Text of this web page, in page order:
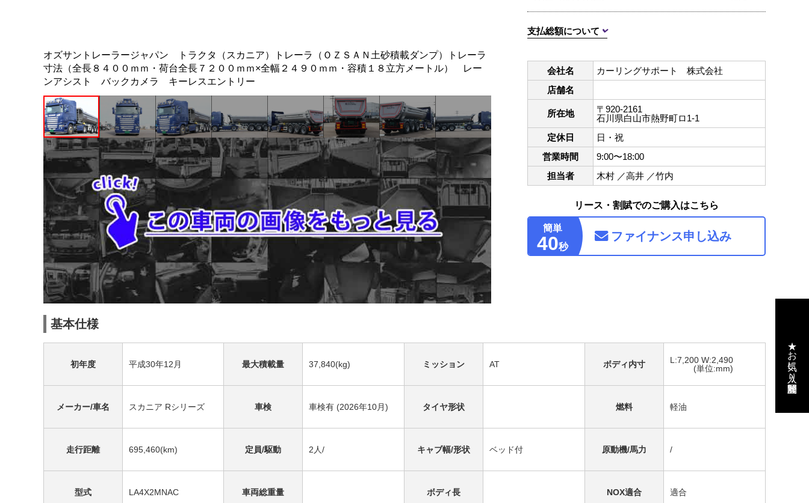
オズサントレーラージャパン トラクタ（スカニア）トレーラ（ＯＺＳＡＮ土砂積載ダンプ）トレーラ
寸法（全長８４００ｍｍ・荷台全長７２００ｍｍ×全幅２４９０ｍｍ・容積１８立方メートル） レー
ンアシスト バックカメラ キーレスエントリー
支払総額について
会社名
カーリングサポート 株式会社
店舗名
所在地
〒920-2161
石川県白山市熱野町ロ1-1
定休日
日・祝
営業時間
9:00〜18:00
担当者
木村 ／高井 ／竹内
リース・割賦でのご購入はこちら
簡単
40秒
ファイナンス申し込み
基本仕様
初年度 平成30年12月
メーカー/車名 スカニア Rシリーズ
走行距離 695,460(km)
型式 LA4X2MNAC
最大積載量 37,840(kg)
車検 車検有 (2026年10月)
定員/駆動 2人/
車両総重量
ミッション AT
タイヤ形状
キャブ幅/形状 ベッド付
ボディ長
ボディ内寸
L:7,200 W:2,490
(単位:mm)
燃料 軽油
原動機/馬力 /
NOX適合 適合
★お気に入り・閲覧履歴